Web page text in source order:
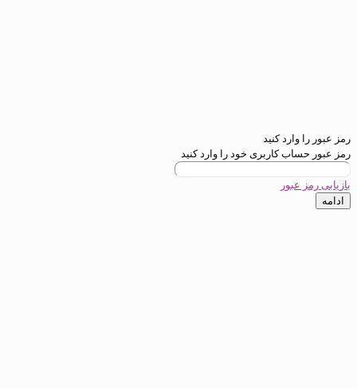
کنید
کاربری خود را وارد کنید